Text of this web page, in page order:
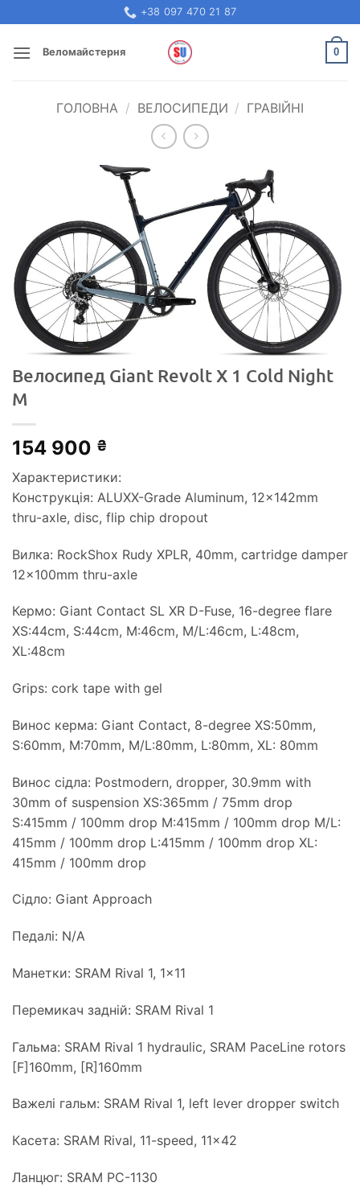
to
content
+38 097 470 21 87
Веломайстерня 0
ГОЛОВНА / ВЕЛОСИПЕДИ / ГРАВІЙНІ
Велосипед Giant Revolt X 1 Cold Night
M
154 900 ₴
Характеристики:
Конструкція: ALUXX-Grade Aluminum, 12x142mm
thru-axle, disc, flip chip dropout
Вилка: RockShox Rudy XPLR, 40mm, cartridge damper
12x100mm thru-axle
Кермо: Giant Contact SL XR D-Fuse, 16-degree flare
XS:44cm, S:44cm, M:46cm, M/L:46cm, L:48cm,
XL:48cm
Grips: cork tape with gel
Винос керма: Giant Contact, 8-degree XS:50mm,
S:60mm, M:70mm, M/L:80mm, L:80mm, XL: 80mm
Винос сідла: Postmodern, dropper, 30.9mm with
30mm of suspension XS:365mm / 75mm drop
S:415mm / 100mm drop M:415mm / 100mm drop M/L:
415mm / 100mm drop L:415mm / 100mm drop XL:
415mm / 100mm drop
Сідло: Giant Approach
Педалі: N/A
Манетки: SRAM Rival 1, 1×11
Перемикач задній: SRAM Rival 1
Гальма: SRAM Rival 1 hydraulic, SRAM PaceLine rotors
[F]160mm, [R]160mm
Важелі гальм: SRAM Rival 1, left lever dropper switch
Касета: SRAM Rival, 11-speed, 11×42
Ланцюг: SRAM PC-1130